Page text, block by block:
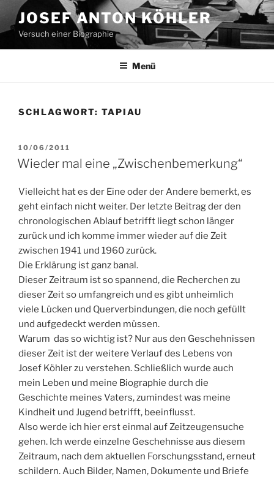
Inhalt
springen
JOSEF ANTON KÖHLER
Versuch einer Biographie
Menü
SCHLAGWORT: TAPIAU
VERÖFFENTLICHT
AM
10/06/2011
Wieder mal eine „Zwischenbemerkung“
Vielleicht hat es der Eine oder der Andere bemerkt, es
geht einfach nicht weiter. Der letzte Beitrag der den
chronologischen Ablauf betrifft liegt schon länger
zurück und ich komme immer wieder auf die Zeit
zwischen 1941 und 1960 zurück.
Die Erklärung ist ganz banal.
Dieser Zeitraum ist so spannend, die Recherchen zu
dieser Zeit so umfangreich und es gibt unheimlich
viele Lücken und Querverbindungen, die noch gefüllt
und aufgedeckt werden müssen.
Warum das so wichtig ist? Nur aus den Geschehnissen
dieser Zeit ist der weitere Verlauf des Lebens von
Josef Köhler zu verstehen. Schließlich wurde auch
mein Leben und meine Biographie durch die
Geschichte meines Vaters, zumindest was meine
Kindheit und Jugend betrifft, beeinflusst.
Also werde ich hier erst einmal auf Zeitzeugensuche
gehen. Ich werde einzelne Geschehnisse aus diesem
Zeitraum, nach dem aktuellen Forschungsstand, erneut
schildern. Auch Bilder, Namen, Dokumente und Briefe